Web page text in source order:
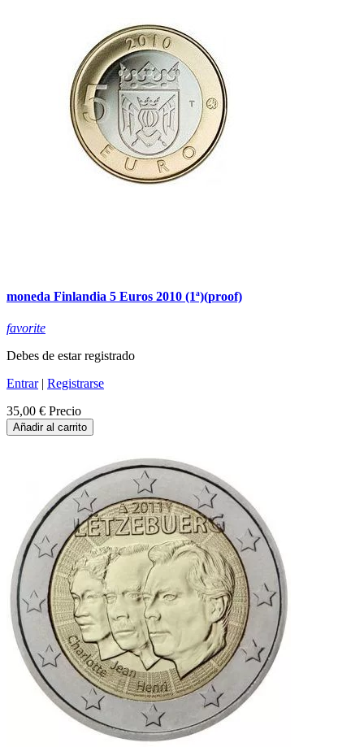
moneda Finlandia 5 Euros 2010 (1ª)(proof)
favorite
Debes de estar registrado
Entrar| Registrarse
35,00 € Precio
Añadir al carrito